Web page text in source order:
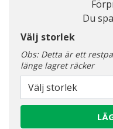
Du
Välj storlek
Obs: Detta är ett
länge lagret räcker
Välj storlek